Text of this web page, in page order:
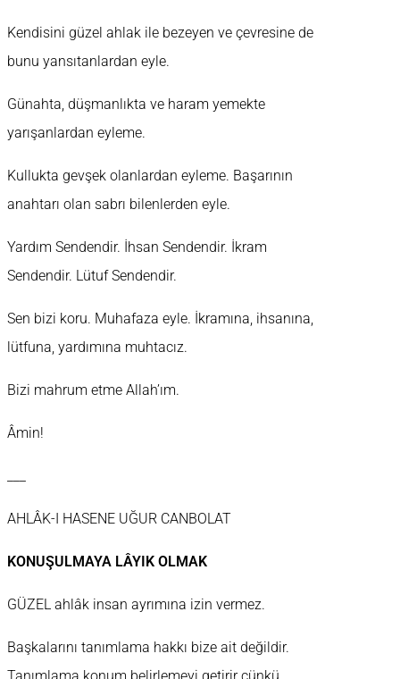
Kendisini güzel ahlak ile bezeyen ve çevresine de
bunu yansıtanlardan eyle.
Günahta, düşmanlıkta ve haram yemekte
yarışanlardan eyleme.
Kullukta gevşek olanlardan eyleme. Başarının
anahtarı olan sabrı bilenlerden eyle.
Yardım Sendendir. İhsan Sendendir. İkram
Sendendir. Lütuf Sendendir.
Sen bizi koru. Muhafaza eyle. İkramına, ihsanına,
lütfuna, yardımına muhtacız.
Bizi mahrum etme Allah’ım.
Âmin!
AHLÂK-I HASENE UĞUR CANBOLAT
KONUŞULMAYA LÂYIK OLMAK
GÜZEL ahlâk insan ayrımına izin vermez.
Başkalarını tanımlama hakkı bize ait değildir.